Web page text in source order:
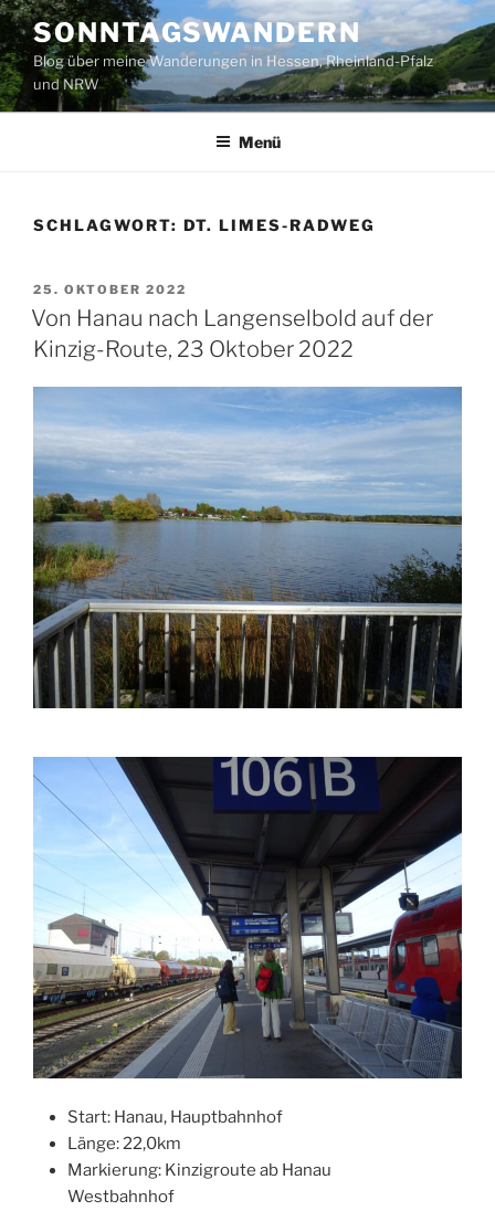
Zum
Inhalt
springen
SONNTAGSWANDERN
Blog über meine Wanderungen in Hessen, Rheinland-Pfalz
und NRW
Menü
SCHLAGWORT: DT. LIMES-RADWEG
VERÖFFENTLICHT
AM
25. OKTOBER 2022
Von Hanau nach Langenselbold auf der
Kinzig-Route, 23 Oktober 2022
Start: Hanau, Hauptbahnhof
Länge: 22,0km
Markierung: Kinzigroute ab Hanau
Westbahnhof